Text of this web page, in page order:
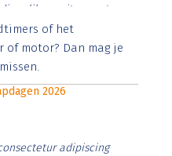
libero vitae erat.
id rutrum lorem
tristique posuere.
of het
of motor? Dan mag je
2026
adipiscing